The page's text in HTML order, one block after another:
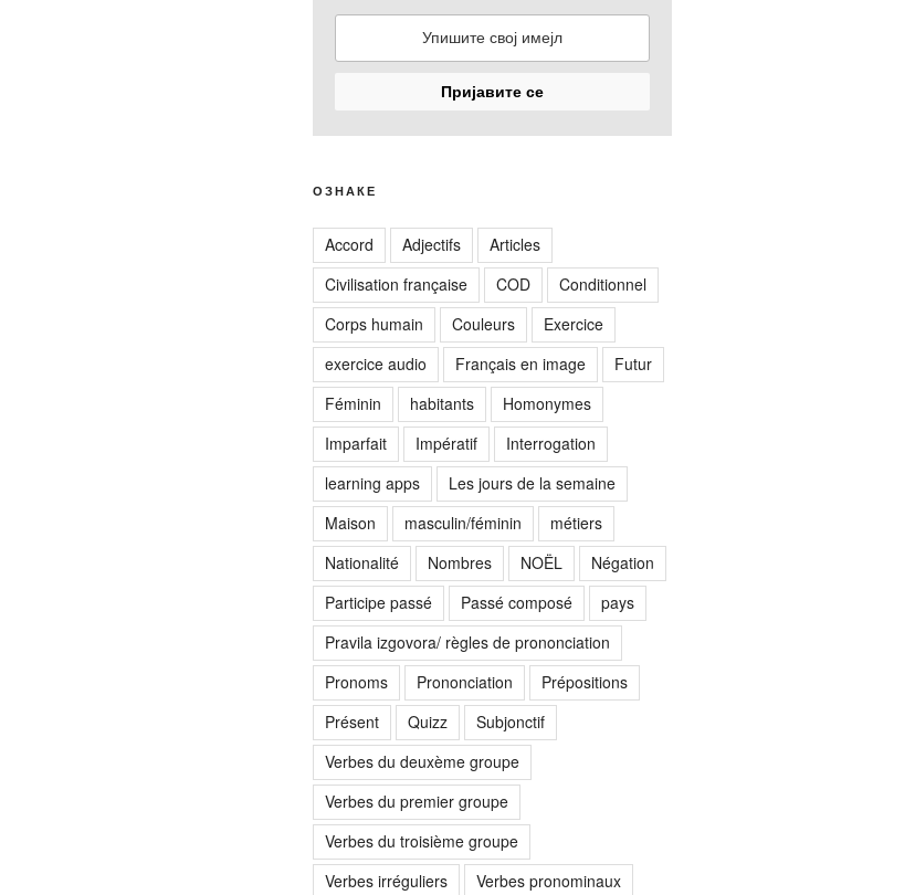
ОЗНАКЕ
Accord Adjectifs
Articles
Civilisation française
COD
Conditionnel
Corps humain
Couleurs
Exercice
exercice audio
Français en image
Futur
Féminin
habitants
Homonymes
Imparfait
Impératif
Interrogation
learning apps
Les jours de la semaine
Maison
masculin/féminin
métiers
Nationalité
Nombres NOËL
Négation
Participe passé
Passé composé
pays
Pravila izgovora/ règles de prononciation
Pronoms
Prononciation
Prépositions
Présent
Quizz
Subjonctif
Verbes du deuxème groupe
Verbes du premier groupe
Verbes du troisième groupe
Verbes irréguliers
Verbes pronominaux